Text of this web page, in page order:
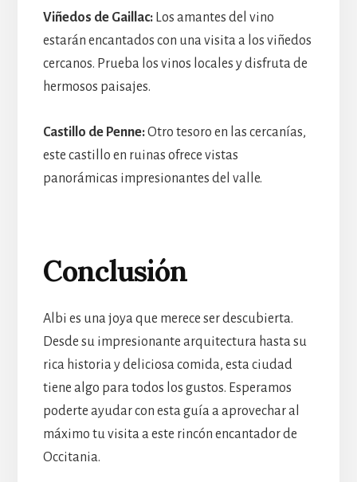
Viñedos de Gaillac:Los amantes del vino
estarán encantados con una visita a los viñedos
cercanos. Prueba los vinos locales y disfruta de
hermosos paisajes.
Castillo de Penne:Otro tesoro en las cercanías,
este castillo en ruinas ofrece vistas
panorámicas impresionantes del valle.
Conclusión
Albi es una joya que merece ser descubierta.
Desde su impresionante arquitectura hasta su
rica historia y deliciosa comida, esta ciudad
tiene algo para todos los gustos. Esperamos
poderte ayudar con esta guía a aprovechar al
máximo tu visita a este rincón encantador de
Occitania.